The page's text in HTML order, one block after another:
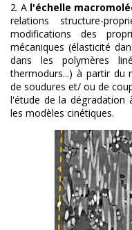
2. A l'échelle
relations structure-
modifications des
mécaniques (élasticité
dans les polymères
thermodurs...) à partir du
de soudures et/ ou de
l'étude de la dégradation
les modèles cinétiques.